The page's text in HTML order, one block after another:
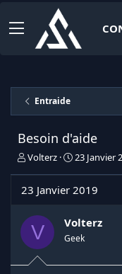
Entraide
Besoin d'aide
I
t
a
e
u
Volterz
D
e
e
é
23 Janvier
23 Janvier 2019
V Volterz
Geek